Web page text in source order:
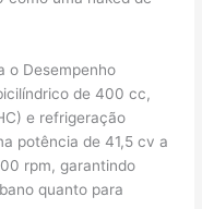
o Desempenho
de 400 cc,
e refrigeração
potência de 41,5 cv a
rpm, garantindo
quanto para